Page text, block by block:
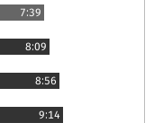
7:39
8:09
8:56
9:14